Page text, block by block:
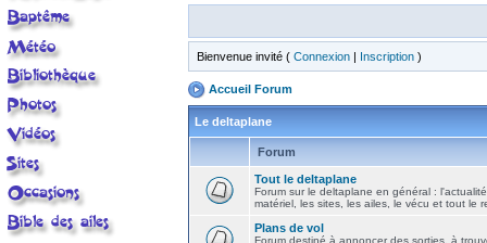
Bienvenue invité ( Connexion | Inscription )
Accueil Forum
Le deltaplane
Forum
Tout le deltaplane
Forum sur le deltaplane en général :
matériel, les sites, les ailes, le vécu et tout le
Plans de vol
Forum destiné à annoncer des sorties, à